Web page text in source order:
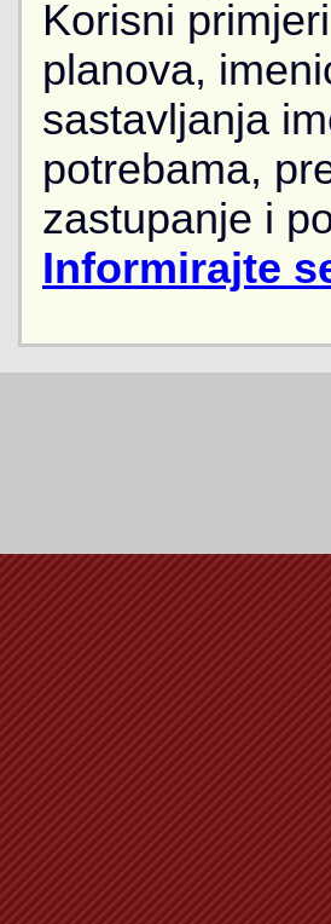
Korisni
planova,
sastavljanja
potrebama,
zastupanje i
Informirajte